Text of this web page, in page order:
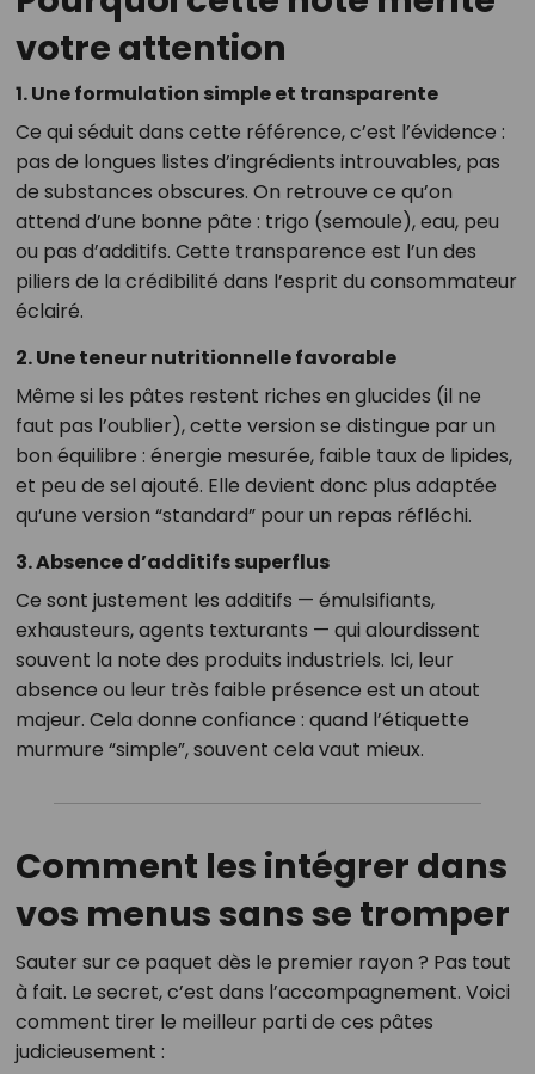
votre attention
1. Une formulation simple et transparente
Ce qui séduit dans cette référence, c’est l’évidence :
pas de longues listes d’ingrédients introuvables, pas
de substances obscures. On retrouve ce qu’on
attend d’une bonne pâte : trigo (semoule), eau, peu
ou pas d’additifs. Cette transparence est l’un des
piliers de la crédibilité dans l’esprit du consommateur
éclairé.
2. Une teneur nutritionnelle favorable
Même si les pâtes restent riches en glucides (il ne
faut pas l’oublier), cette version se distingue par un
bon équilibre : énergie mesurée, faible taux de lipides,
et peu de sel ajouté. Elle devient donc plus adaptée
qu’une version “standard” pour un repas réfléchi.
3. Absence d’additifs superflus
Ce sont justement les additifs — émulsifiants,
exhausteurs, agents texturants — qui alourdissent
souvent la note des produits industriels. Ici, leur
absence ou leur très faible présence est un atout
majeur. Cela donne confiance : quand l’étiquette
murmure “simple”, souvent cela vaut mieux.
Comment les intégrer dans
vos menus sans se tromper
Sauter sur ce paquet dès le premier rayon ? Pas tout
à fait. Le secret, c’est dans l’accompagnement. Voici
comment tirer le meilleur parti de ces pâtes
judicieusement :